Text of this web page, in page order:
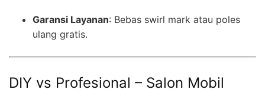
Garansi Layanan: Bebas swirl mark atau poles
ulang gratis.
DIY vs Profesional – Salon Mobil